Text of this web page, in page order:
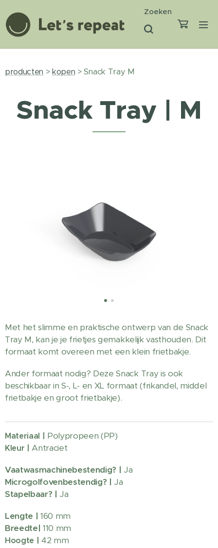
Zoeken
producten >kopen > Snack Tray M
Snack Tray | M
Met het slimme en praktische ontwerp van de Snack
Tray M, kan je je frietjes gemakkelijk vasthouden. Dit
formaat komt overeen met een klein frietbakje.
Ander formaat nodig? Deze Snack Tray is ook
beschikbaar in S-, L- en XL formaat (frikandel, middel
frietbakje en groot frietbakje).
Materiaal | Polypropeen (PP)
Kleur |Antraciet
Vaatwasmachinebestendig? | Ja
Microgolfovenbestendig? | Ja
Stapelbaar? | Ja
Lengte | 160 mm
Breedte|110 mm
Hoogte | 42 mm